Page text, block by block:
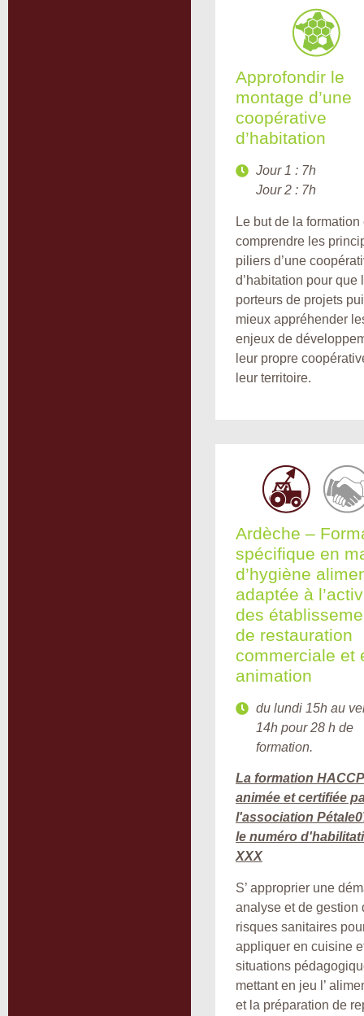
Approfondir le
montage d’une
coopérative
d’habitation
Jour 1 : 7h
Jour 2 : 7h
Le but de la formation
comprendre les
piliers d’une
d’habitation pour que
porteurs de projets
mieux appréhender
enjeux de
leur propre
leur territoire.
Ardèche –
spécifique en
d’hygiène
adaptée à
des
de restauration
commerciale et
animation
du lundi 15h au
14h pour 28 h de
formation.
La formation
animée et certifiée
l'association
le numéro
XXX
S’ approprier une
analyse et de gestion
risques sanitaires
appliquer en cuisine
situations
mettant en jeu l’
et la préparation de